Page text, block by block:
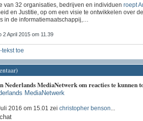
van 32 organisaties, bedrijven en individuen roept
en Justitie, op om een visie te ontwikkelen over
in de informatiemaatschappij,…
2 April 2015 om 11.39
toe
Nederlands MediaNetwerk om reacties te kunnen
MediaNetwerk
2016 om 15.01 zei christopher benson